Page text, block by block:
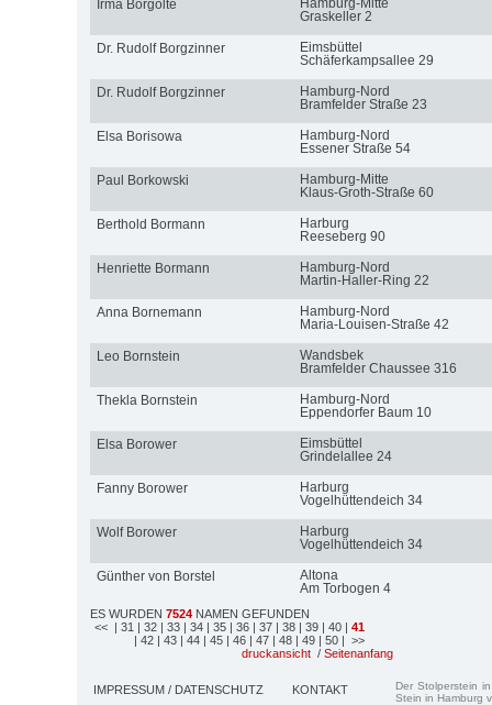
Irma Borgolte
Graskeller 2
Dr. Rudolf Borgzinner
Eimsbüttel
Schäferkampsallee 29
Dr. Rudolf Borgzinner
Hamburg-Nord
Bramfelder Straße 23
Elsa Borisowa
Hamburg-Nord
Essener Straße 54
Paul Borkowski
Hamburg-Mitte
Klaus-Groth-Straße 60
Berthold Bormann
Harburg
Reeseberg 90
Henriette Bormann
Hamburg-Nord
Martin-Haller-Ring 22
Anna Bornemann
Hamburg-Nord
Maria-Louisen-Straße 42
Leo Bornstein
Wandsbek
Bramfelder Chaussee 316
Thekla Bornstein
Hamburg-Nord
Eppendorfer Baum 10
Elsa Borower
Eimsbüttel
Grindelallee 24
Fanny Borower
Harburg
Vogelhüttendeich 34
Wolf Borower
Harburg
Vogelhüttendeich 34
Günther von Borstel
Altona
Am Torbogen 4
ES WURDEN 7524 NAMEN GEFUNDEN
<< | 31 | 32 | 33 | 34 | 35 | 36 | 37 | 38 | 39 | 40 | 41
| 42 | 43 | 44 | 45 | 46 | 47 | 48 | 49 | 50 | >>
druckansicht / Seitenanfang
IMPRESSUM / DATENSCHUTZ KONTAKT
Der Stolperstein
Stein in Hamburg